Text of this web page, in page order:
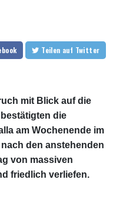
Teilen auf Twitter
mit Blick auf die
die
am Wochenende im
den anstehenden
von massiven
friedlich verliefen.